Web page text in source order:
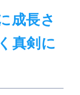
成長さ
真剣に